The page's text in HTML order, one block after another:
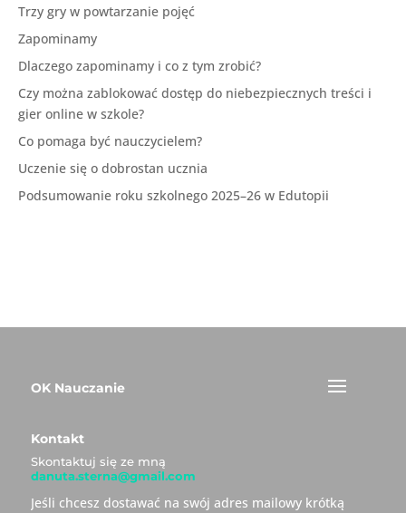
Trzy gry w powtarzanie pojęć
Zapominamy
Dlaczego zapominamy i co z tym zrobić?
Czy można zablokować dostęp do niebezpiecznych treści i
gier online w szkole?
Co pomaga być nauczycielem?
Uczenie się o dobrostan ucznia
Podsumowanie roku szkolnego 2025–26 w Edutopii
OK Nauczanie
Kontakt
Skontaktuj się ze mną
danuta.sterna@gmail.com
Jeśli chcesz dostawać na swój adres mailowy krótką